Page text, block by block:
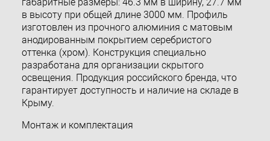
габаритные размеры: 46.3 мм в ширину, 27.7 мм
в высоту при общей длине 3000 мм. Профиль
изготовлен из прочного алюминия с матовым
анодированным покрытием серебристого
оттенка (хром). Конструкция специально
разработана для организации скрытого
освещения. Продукция российского бренда, что
гарантирует доступность и наличие на складе в
Крыму.
Монтаж и комплектация